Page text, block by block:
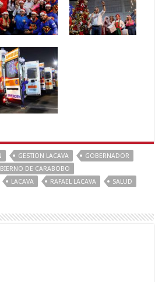
GESTION LACAVA
GOBERNADOR
DE CARABOBO
LACAVA RAFAEL LACAVA SALUD